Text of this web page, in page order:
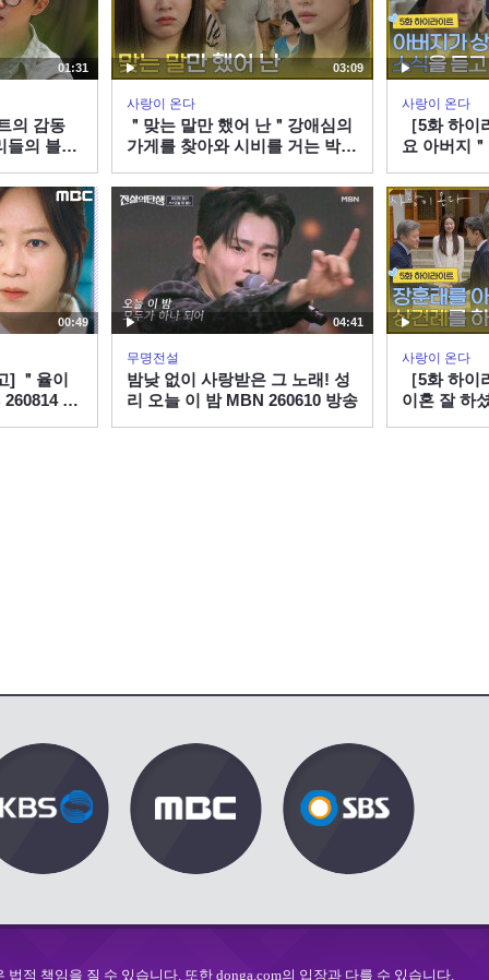
01:31
의 감동
들의 블루
03:09
사랑이 온다
＂맞는 말만 했어 난＂강애심의
가게를 찾아와 시비를 거는 박유
방송
사랑이 온다
［5화 하
요 아버지
아간 안희
KBS
00:49
] ＂율이
방
04:41
무명전설
밤낮 없이 사랑받은 그 노래! 성
리 오늘 이 밤 MBN 260610 방송
사랑이 온다
［5화 하
이혼 잘 하
적 책임을 질 수 있습니다. 또한 donga.com의 입장과 다를 수 있습니다.